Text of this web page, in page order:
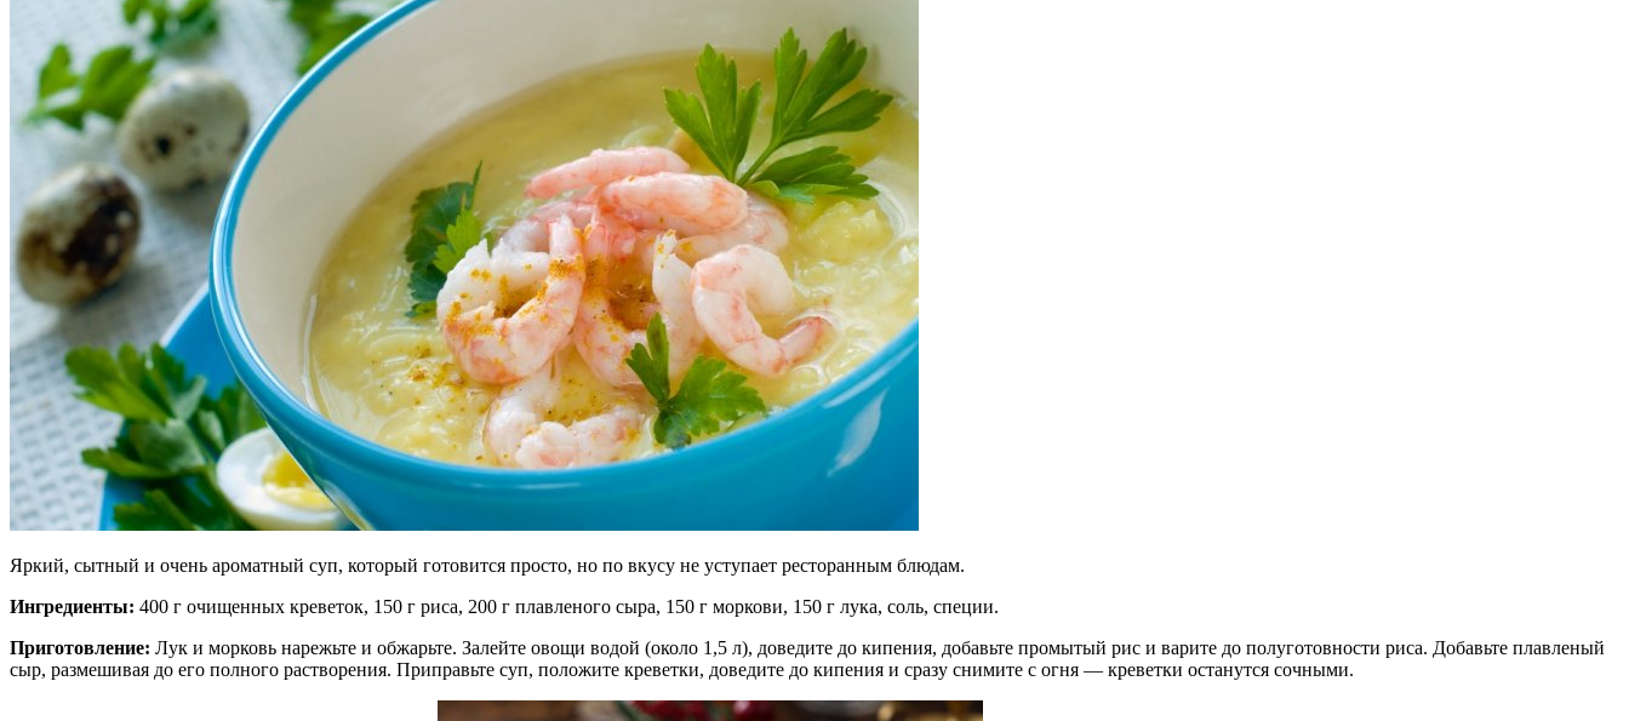
Яркий, сытный и очень ароматный суп, который готовится просто, но по вкусу не уступает ресторанным блюдам.
Ингредиенты: 400 г очищенных креветок, 150 г риса, 200 г плавленого сыра, 150 г моркови, 150 г лука, соль, специи.
Приготовление: Лук и морковь нарежьте и обжарьте. Залейте овощи водой (около 1,5 л), доведите до кипения, добавьте промытый рис и варите до полуготовности риса. Добавьте плавленый
сыр, размешивая до его полного растворения. Приправьте суп, положите креветки, доведите до кипения и сразу снимите с огня — креветки останутся сочными.